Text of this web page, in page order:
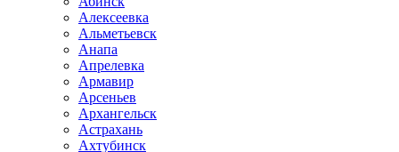
Алексеевка
Альметьевск
Анапа
Апрелевка
Армавир
Арсеньев
Архангельск
Астрахань
Ахтубинск